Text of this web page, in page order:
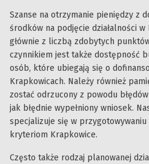
Szanse na otrzymanie pieniędzy z
środków na podjęcie działalności w
głównie z liczbą zdobytych
czynnikiem jest także dostępność
osób, które ubiegają się o
Krapkowicach. Należy również
zostać odrzucony z powodu
jak błędnie wypełniony wniosek.
specjalizuje się w
kryteriom Krapkowice.
Często także rodzaj planowanej